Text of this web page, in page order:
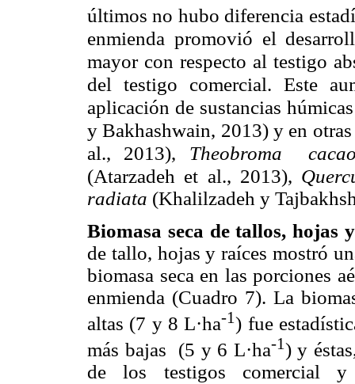
últimos no hubo diferencia
enmienda promovió el
mayor con respecto al testigo
del testigo comercial. Este
aplicación de sustancias
y Bakhashwain, 2013) y en
al., 2013), Theobroma
(Atarzadeh et al., 2013),
radiata (Khalilzadeh y
Biomasa seca de tallos, hojas
de tallo, hojas y raíces mostró
biomasa seca en las porciones
enmienda (Cuadro 7). La
altas (7 y 8 L·ha-1) fue
más bajas (5 y 6 L·ha-1) y
de los testigos comercial y